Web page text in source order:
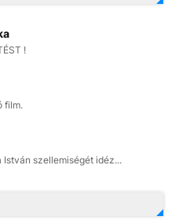
!
film.
szellemiségét idéz...